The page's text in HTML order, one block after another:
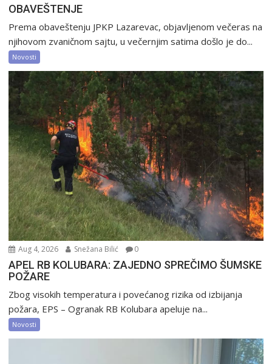
OBAVEŠTENJE
Prema obaveštenju JPKP Lazarevac, objavljenom večeras na
njihovom zvaničnom sajtu, u večernjim satima došlo je do...
Novosti
Aug 4, 2026 Snežana Bilić 0
APEL RB KOLUBARA: ZAJEDNO SPREČIMO ŠUMSKE
POŽARE
Zbog visokih temperatura i povećanog rizika od izbijanja
požara, EPS – Ogranak RB Kolubara apeluje na...
Novosti